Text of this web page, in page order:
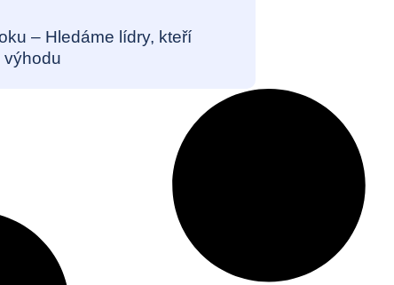
– Hledáme lídry, kteří
výhodu